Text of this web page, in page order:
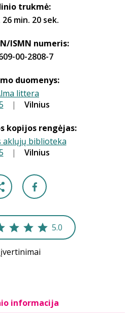
trukmė:
26 min. 20 sek.
ISMN numeris:
00-2808-7
duomenys:
littera
| Vilnius
kopijos rengėjas:
aklųjų biblioteka
| Vilnius
5.0
informacija